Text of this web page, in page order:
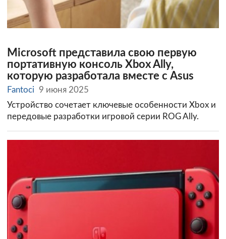
Microsoft представила свою первую
портативную консоль Xbox Ally,
которую разработала вместе с Asus
Fantoci
9 июня 2025
Устройство сочетает ключевые особенности Xbox и
передовые разработки игровой серии ROG Ally.